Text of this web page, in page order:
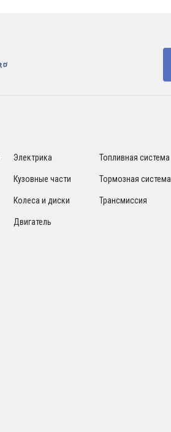
Электрика
Кузовные части
Колеса и диски
Двигатель
Топливная система
Тормозная система
Трансмиссия